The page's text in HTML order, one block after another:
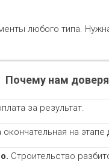
любого типа.
Почему нам
за результат.
окончательная на этапе
Строительство